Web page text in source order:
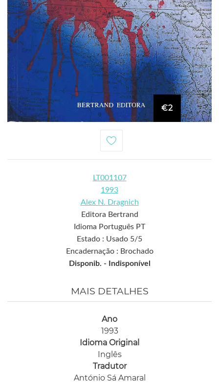
€2
LT001107
1993
Alex N. Dragnich
Editora Bertrand
Idioma Português PT
Estado : Usado 5/5
Encadernação : Brochado
Disponib. -
Indisponível
MAIS DETALHES
Ano
1993
Idioma Original
Inglês
Tradutor
António Sá Amaral